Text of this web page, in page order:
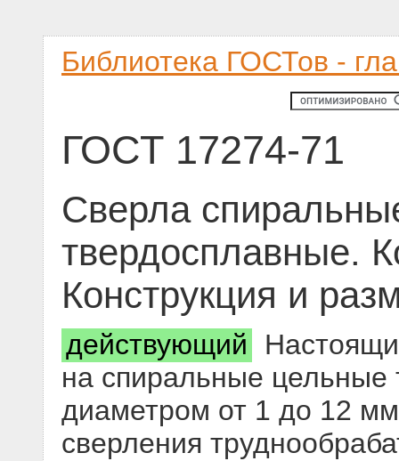
Библиотека ГОСТов -
ГОСТ 17274-71
Сверла
твердосплавные.
Конструкция и
действующий
на спиральные цельные
диаметром от 1 до 12
сверления